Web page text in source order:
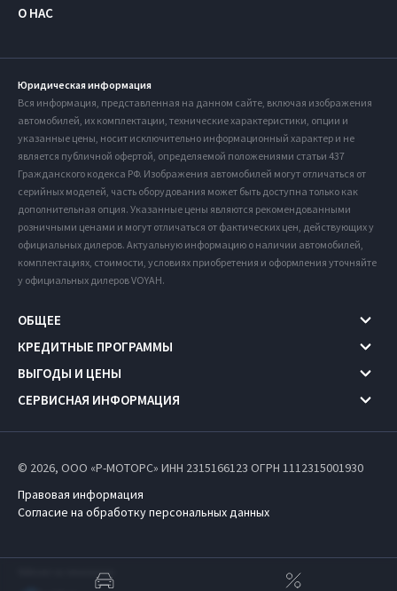
О НАС
Юридическая информация
Вся информация, представленная на данном сайте, включая изображения
автомобилей, их комплектации, технические характеристики, опции и
указанные цены, носит исключительно информационный характер и не
является публичной офертой, определяемой положениями статьи 437
Гражданского кодекса РФ. Изображения автомобилей могут отличаться от
серийных моделей, часть оборудования может быть доступна только как
дополнительная опция. Указанные цены являются рекомендованными
розничными ценами и могут отличаться от фактических цен, действующих у
официальных дилеров. Актуальную информацию о наличии автомобилей,
комплектациях, стоимости, условиях приобретения и оформления уточняйте
у официальных дилеров VOYAH.
ОБЩЕЕ
КРЕДИТНЫЕ ПРОГРАММЫ
ВЫГОДЫ И ЦЕНЫ
СЕРВИСНАЯ ИНФОРМАЦИЯ
© 2026, ООО «Р-МОТОРС» ИНН 2315166123 ОГРН 1112315001930
Правовая информация
Согласие на обработку персональных данных
Работает на технологиях